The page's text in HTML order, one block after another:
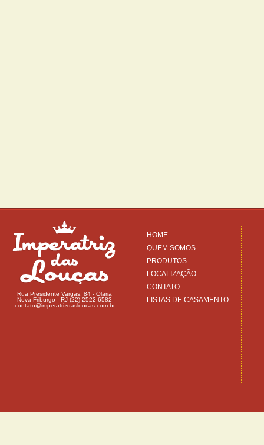
Rua Presidente Vargas, 84 - Olaria
Nova Friburgo - RJ (22) 2522-6582
contato@imperatrizdasloucas.com.br
HOME
QUEM SOMOS
PRODUTOS
LOCALIZAÇÃO
CONTATO
LISTAS DE CASAMENTO